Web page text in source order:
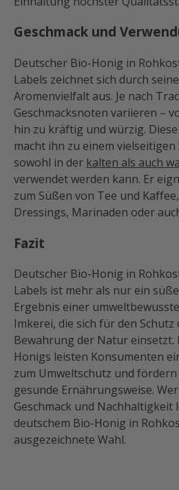
Geschmack und
Deutscher Bio-Honig in
Labels zeichnet sich durch
Aromenvielfalt aus. Je nach
Geschmacksnoten variieren –
hin zu kräftig und würzig.
macht ihn zu einem
sowohl in der kalten als auch
verwendet werden kann. Er
zum Süßen von Tee und
Dressings, Marinaden oder
Fazit
Deutscher Bio-Honig in
Labels ist mehr als nur ein
Ergebnis einer
Imkerei, die sich für den
Bewahrung der Natur einsetzt.
Honigs leisten Konsumenten
zum Umweltschutz und
gesunde Ernährungsweise.
Geschmack und
deutschem Bio-Honig in
ausgezeichnete Wahl.